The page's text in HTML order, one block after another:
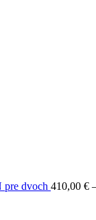
pre dvoch 410,00 €